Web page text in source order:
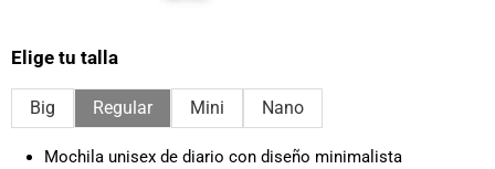
Elige tu talla
Big Regular Mini Nano
Mochila unisex de diario con diseño minimalista